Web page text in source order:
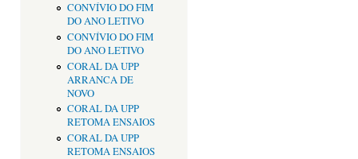
CONVÍVIO DO FIM
DO ANO LETIVO
CONVÍVIO DO FIM
DO ANO LETIVO
CORAL DA UPP
ARRANCA DE
NOVO
CORAL DA UPP
RETOMA ENSAIOS
CORAL DA UPP
RETOMA ENSAIOS